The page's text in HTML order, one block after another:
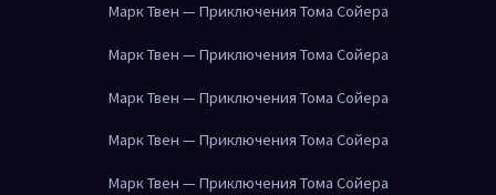
Марк Твен — Приключения Тома Сойера
Марк Твен — Приключения Тома Сойера
Марк Твен — Приключения Тома Сойера
Марк Твен — Приключения Тома Сойера
Марк Твен — Приключения Тома Сойера